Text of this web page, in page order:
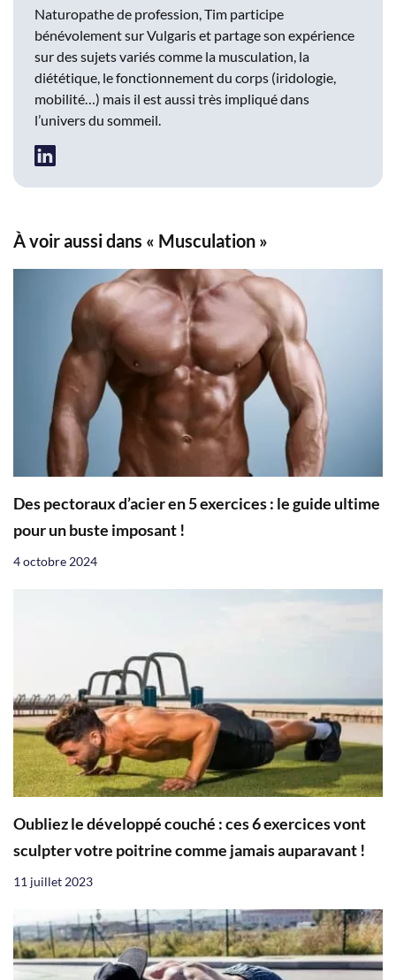
Naturopathe de profession, Tim participe
bénévolement sur Vulgaris et partage son expérience
sur des sujets variés comme la musculation, la
diététique, le fonctionnement du corps (iridologie,
mobilité…) mais il est aussi très impliqué dans
l’univers du sommeil.
À voir aussi dans « Musculation »
Des pectoraux d’acier en 5 exercices : le guide ultime
pour un buste imposant !
4 octobre 2024
Oubliez le développé couché : ces 6 exercices vont
sculpter votre poitrine comme jamais auparavant !
11 juillet 2023